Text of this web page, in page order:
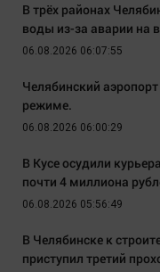
В трёх районах
воды из-за аварии на
06.08.2026 06:07:55
Челябинский
режиме.
06.08.2026 06:00:29
В Кусе осудили
почти 4 миллиона
06.08.2026 05:56:49
В Челябинске к
приступил третий